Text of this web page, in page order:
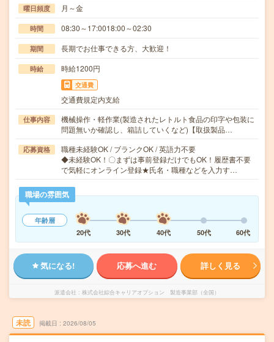
曜日頻度 月～金
時間 08:30～17:0018:00～02:30
期間 長期でお仕事できる方、大歓迎！
時給 時給1200円
交通費
交通費規定内支給
仕事内容
機械操作・軽作業(製造されたレトルト食品の印字や包装に
問題無いか確認し、箱詰していくなど)【取扱製品…
応募資格
職種未経験OK / ブランクOK / 英語力不要
◆未経験OK！〇まずは事前登録だけでもOK！履歴書不要
で気軽にオンライン登録★氏名・職種などを入力す…
職場の雰囲気
年齢層
20代
30代 40代 50代 60代
気になる! 応募へ進む 詳しく見る
派遣会社 株式会社綜合キャリアオプション 製造事業部（全国）
未読 掲載日 2026/08/05